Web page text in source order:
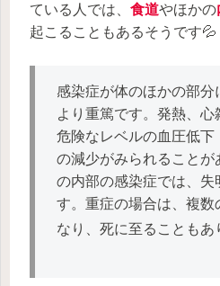
ている人では、 食道やほかの
起こることもあるそうです
感染症が体のほかの部分
より重篤です。発熱、心
危険なレベルの血圧低下
の減少がみられることが
の内部の感染症では、失
す。重症の場合は、複数
なり、死に至ることもあ